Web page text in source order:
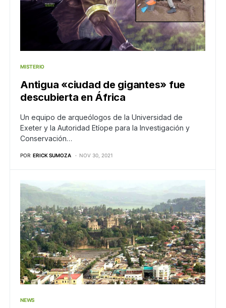
MISTERIO
Antigua «ciudad de gigantes» fue
descubierta en África
Un equipo de arqueólogos de la Universidad de
Exeter y la Autoridad Etíope para la Investigación y
Conservación…
POR ERICK SUMOZA NOV 30, 2021
NEWS